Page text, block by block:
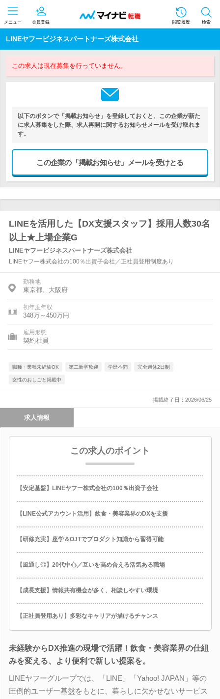
メニュー 会員登録 閲覧履歴 検索
LINEヤフービジネスパートナーズ株式会社
この求人は現在募集を行っていません。
以下のボタンで「掲載お知らせ」を登録しておくと、この企業が新た
に求人募集をした際、求人再開に関するお知らせメールを受け取れま
す。
この企業の「掲載お知らせ」メールを受けとる
LINEを活用した【DX支援スタッフ】採用人数30名
以上★上場企業G
LINEヤフービジネスパートナーズ株式会社
LINEヤフー株式会社の100％出資子会社／正社員登用制度あり
勤務地
東京都、大阪府
初年度年収
348万～450万円
雇用形態
契約社員
職種・業種未経験OK 第二新卒歓迎 学歴不問 完全週休2日制
女性のおしごと掲載中
掲載終了日：2026/06/25
求人情報
この求人のポイント
【安定基盤】LINEヤフー株式会社の100％出資子会社
【LINE公式アカウント活用】飲食・美容業界のDXを支援
【研修充実】座学＆OJTでプロダクト知識から習得可能
【風通し◎】20代中心／互いを高め合える活気ある職場
【成長支援】情報共有機会が多く、相談しやすい環境
【正社員登用あり】多彩なキャリアが描けるチャンス
未経験からDX推進の現場で活躍！飲食・美容業界の仕組
みを変える、より便利で新しい提案を。
LINEヤフーグループでは、「LINE」「Yahoo! JAPAN」等の
圧倒的ユーザー基盤をもとに、暮らしに欠かせないサービス